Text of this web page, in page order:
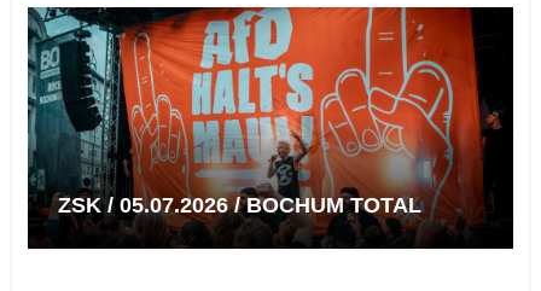
ZSK / 05.07.2026 / BOCHUM TOTAL